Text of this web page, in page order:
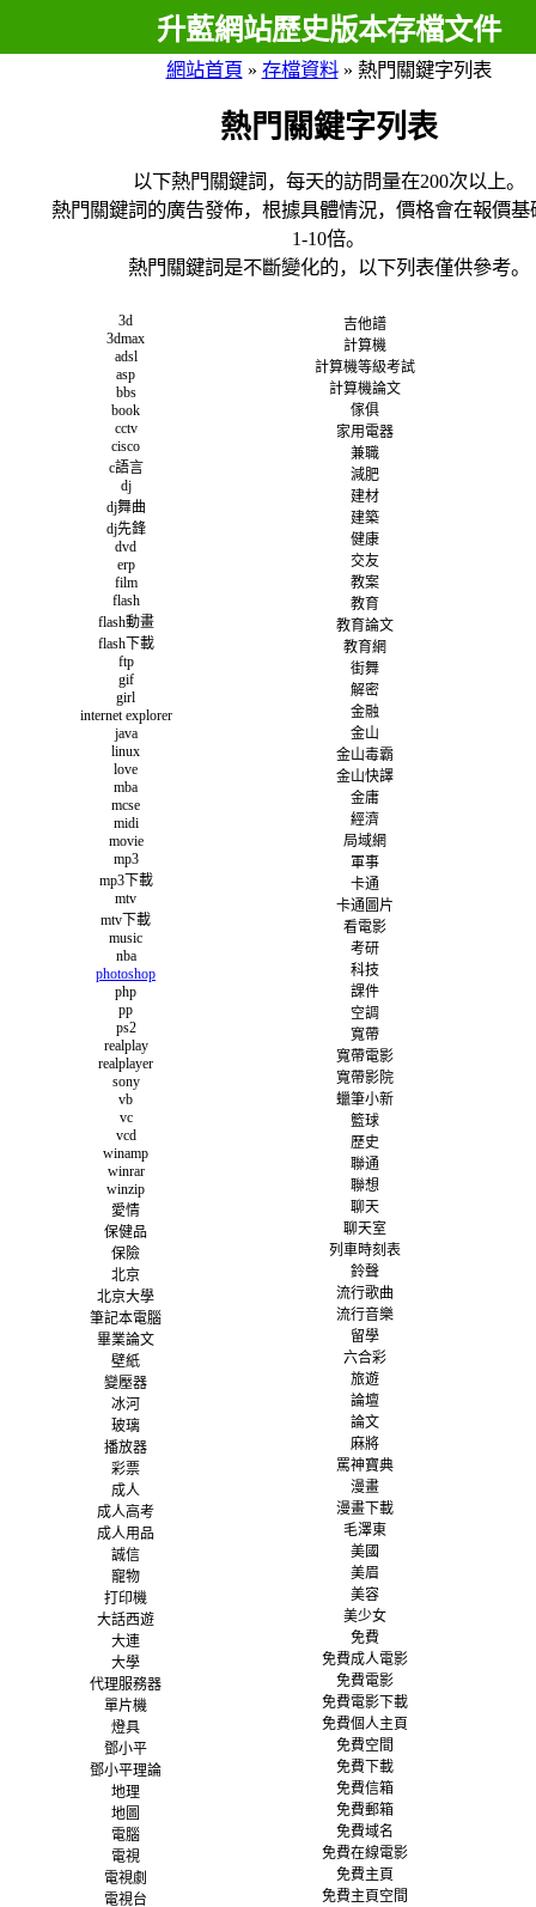
升藍網站歷史版本存檔文件
網站首頁 » 存檔資料 » 熱門關鍵字列表
熱門關鍵字列表
以下熱門關鍵詞，每天的訪問量在200次以上。
熱門關鍵詞的廣告發佈，根據具體情況，價格會在報價基
1-10倍。
熱門關鍵詞是不斷變化的，以下列表僅供參考。
3d
3dmax
adsl
asp
bbs
book
cctv
cisco
c語言
dj
dj舞曲
dj先鋒
dvd
erp
film
flash
flash動畫
flash下載
ftp
gif
girl
internet explorer
java
linux
love
mba
mcse
midi
movie
mp3
mp3下載
mtv
mtv下載
music
nba
photoshop
php
pp
ps2
realplay
realplayer
sony
vb
vc
vcd
winamp
winrar
winzip
愛情
保健品
保險
北京
北京大學
筆記本電腦
畢業論文
壁紙
變壓器
冰河
玻璃
播放器
彩票
成人
成人高考
成人用品
誠信
寵物
打印機
大話西遊
大連
大學
代理服務器
單片機
燈具
鄧小平
鄧小平理論
地理
地圖
電腦
電視
電視劇
電視台
吉他譜
計算機
計算機等級考試
計算機論文
傢俱
家用電器
兼職
減肥
建材
建築
健康
交友
教案
教育
教育論文
教育網
街舞
解密
金融
金山
金山毒霸
金山快譯
金庸
經濟
局域網
軍事
卡通
卡通圖片
看電影
考研
科技
課件
空調
寬帶
寬帶電影
寬帶影院
蠟筆小新
籃球
歷史
聯通
聯想
聊天
聊天室
列車時刻表
鈴聲
流行歌曲
流行音樂
留學
六合彩
旅遊
論壇
論文
麻將
罵神寶典
漫畫
漫畫下載
毛澤東
美國
美眉
美容
美少女
免費
免費成人電影
免費電影
免費電影下載
免費個人主頁
免費空間
免費下載
免費信箱
免費郵箱
免費域名
免費在線電影
免費主頁
免費主頁空間